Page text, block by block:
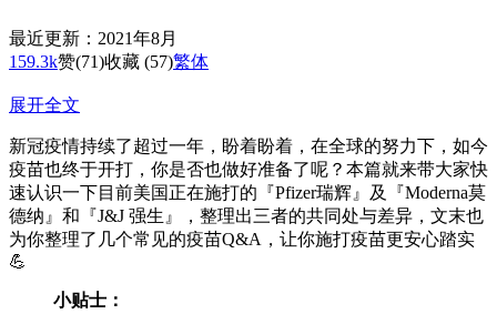
最近更新：2021年8月
159.3k赞(71)收藏 (57)繁体
展开全文
新冠疫情持续了超过一年，盼着盼着，在全球的努力下，如今
疫苗也终于开打，你是否也做好准备了呢？本篇就来带大家快
速认识一下目前美国正在施打的『Pfizer瑞辉』及『Moderna莫
德纳』和『J&J 强生』，整理出三者的共同处与差异，文末也
为你整理了几个常见的疫苗Q&A，让你施打疫苗更安心踏实
💪
小贴士：